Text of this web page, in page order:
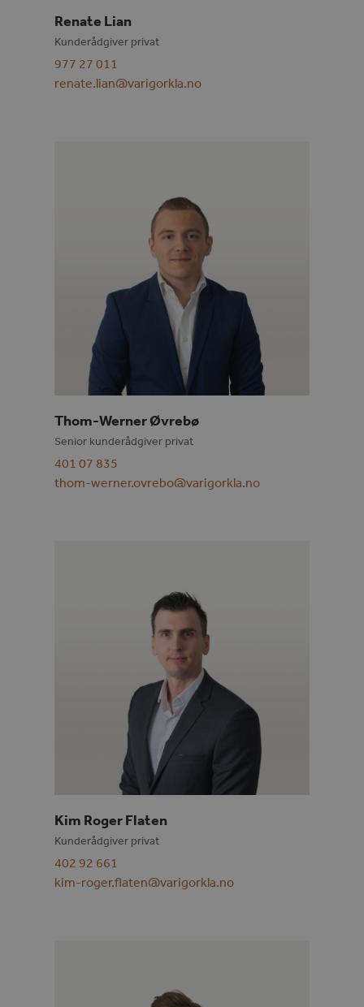
Renate Lian
Kunderådgiver privat
977 27 011
renate.lian@varigorkla.no
Thom-Werner Øvrebø
Senior kunderådgiver privat
401 07 835
thom-werner.ovrebo@varigorkla.no
Kim Roger Flaten
Kunderådgiver privat
402 92 661
kim-roger.flaten@varigorkla.no